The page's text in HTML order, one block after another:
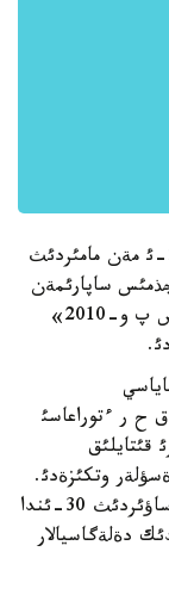
بذدان بذرئن حابارلانعانداي، ءساؤئردئث 29-ئ مةن مامئردئث
جذمئس ساپارئمةن
قئتايدا بولادئ، وندا بذكئل الةمدئك «ة ك س پ و-2010»
ح ر ءتوراعاسئ
وتكئزةدئ.
كورمةنئث رةسمي سالتاناتتئ اشئلعان كذنئ ءساؤئردئث 30-ئندا
دةلةگاسيالار